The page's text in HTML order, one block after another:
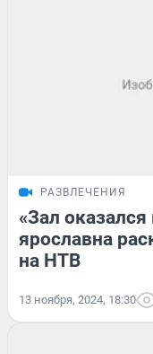
РАЗВЛЕЧЕНИЯ
«Зал
ярославна
на НТВ
13 ноября, 2024, 18:30